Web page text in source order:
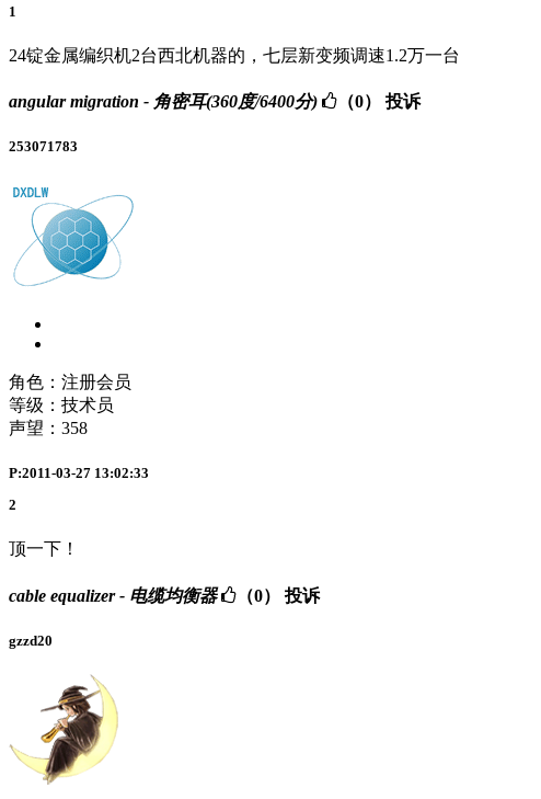
1
24锭金属编织机2台西北机器的，七层新变频调速1.2万一台
angular migration - 角密耳(360度/6400分) （0） 投诉
253071783
角色：注册会员
等级：技术员
声望： 358
P:2011-03-27 13:02:33
2
顶一下！
cable equalizer - 电缆均衡器 （0） 投诉
gzzd20